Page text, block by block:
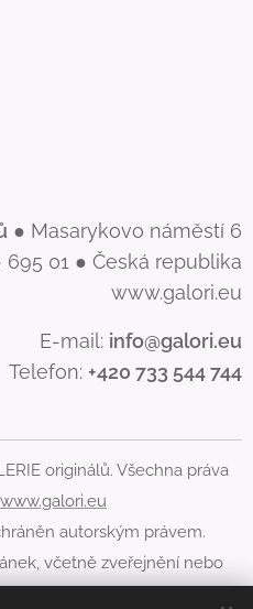
● Masarykovo náměstí 6
695 01 ● Česká republika
www.galori.eu
E-mail: info@galori.eu
Telefon: +420 733 544 744
originálů. Všechna práva
www.galori.eu
autorským právem.
včetně zveřejnění nebo